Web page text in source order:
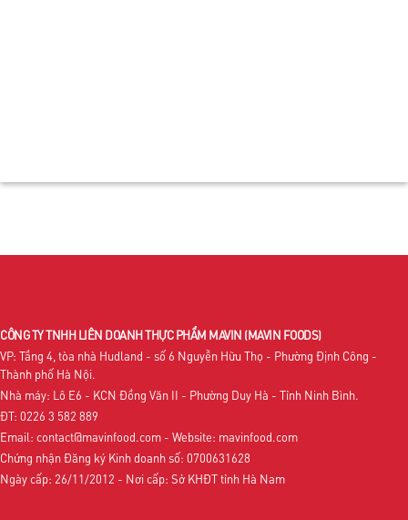
CÔNG TY TNHH LIÊN DOANH THỰC PHẨM MAVIN (MAVIN FOODS)
VP: Tầng 4, tòa nhà Hudland - số 6 Nguyễn Hữu Thọ - Phường Định Công -
Thành phố Hà Nội.
Nhà máy: Lô E6 - KCN Đồng Văn II - Phường Duy Hà - Tỉnh Ninh Bình.
ĐT: 0226 3 582 889
Email: contact@mavinfood.com - Website: mavinfood.com
Chứng nhận Đăng ký Kinh doanh số: 0700631628
Ngày cấp: 26/11/2012 - Nơi cấp: Sở KHĐT tỉnh Hà Nam